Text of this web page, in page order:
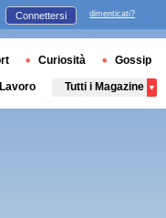
Connettersi dimenticati?
Curiosità Gossip
Lavoro Tutti i Magazine